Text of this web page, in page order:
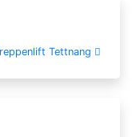
Tettnang